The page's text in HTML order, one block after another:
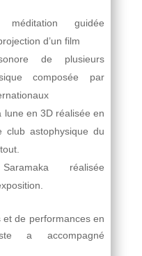
guidée
d’un film
de plusieurs
composée par
lune en 3D réalisée en
club astophysique du
réalisée
et de performances en
a accompagné